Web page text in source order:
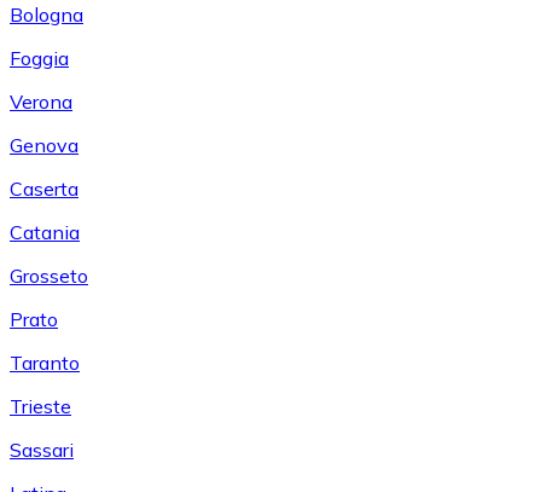
Bologna
Foggia
Verona
Genova
Caserta
Catania
Grosseto
Prato
Taranto
Trieste
Sassari